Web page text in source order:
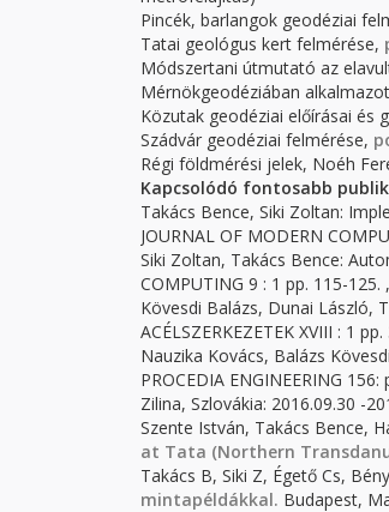
Pincék, barlangok geodéziai
Tatai geológus kert felmérése,
Módszertani útmutató az
Mérnökgeodéziában
Közutak geodéziai előírásai és
Szádvár geodéziai felmérése,
Régi földmérési jelek, Noéh
Kapcsolódó fontosabb
Takács Bence, Siki Zoltan:
JOURNAL OF MODERN
Siki Zoltan, Takács Bence:
COMPUTING 9 : 1 pp. 115-125.
Kövesdi Balázs, Dunai László,
ACÉLSZERKEZETEK XVIII : 1
Nauzika Kovács, Balázs
PROCEDIA ENGINEERING 156:
Zilina, Szlovákia: 2016.09.30 -
Szente István, Takács Bence,
at Tata (Northern
Takács B, Siki Z, Égető Cs,
mintapéldákkal. Budapest,